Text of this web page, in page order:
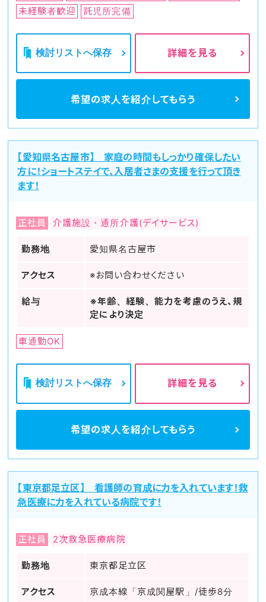
未経験者歓迎
託児所完備
検討リストへ保存 詳細を見る
希望の求人を紹介してもらう
【愛知県名古屋市】 家庭の時間もしっかり確保したい
方に！ショートステイで、入居者さまの支援を行って頂き
ます！
正社員 介護施設・通所介護(デイサービス)
勤務地 愛知県名古屋市
アクセス ※お問い合わせください
給与
※年齢、経験、能力を考慮のうえ、規
定により決定
車通勤OK
検討リストへ保存 詳細を見る
希望の求人を紹介してもらう
【東京都足立区】 看護師の育成に力を入れています！救
急医療に力を入れている病院です！
正社員 2次救急医療病院
勤務地 東京都足立区
アクセス 京成本線「京成関屋駅」/徒歩8分